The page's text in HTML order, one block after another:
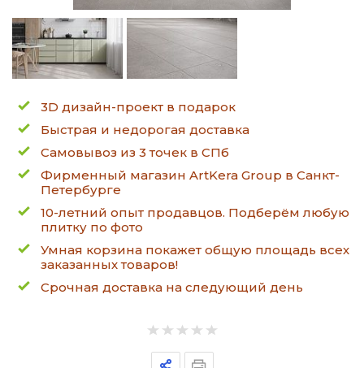
3D дизайн-проект в подарок
Быстрая и недорогая доставка
Самовывоз из 3 точек в СПб
Фирменный магазин ArtKera Group в Санкт-
Петербурге
10-летний опыт продавцов. Подберём любую
плитку по фото
Умная корзина покажет общую площадь всех
заказанных товаров!
Срочная доставка на следующий день